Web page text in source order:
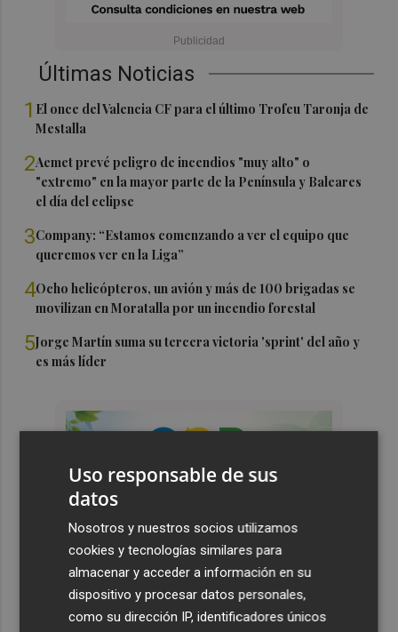
Últimas Noticias
1 El once del Valencia CF para el último Trofeu Taronja de
Mestalla
2Aemet prevé peligro de incendios "muy alto" o
"extremo" en la mayor parte de la Península y Baleares
el día del eclipse
3Company: “Estamos comenzando a ver el equipo que
queremos ver en la Liga”
4Ocho helicópteros, un avión y más de 100 brigadas se
movilizan en Moratalla por un incendio forestal
5Jorge Martín suma su tercera victoria 'sprint' del año y
es más líder
Uso responsable de sus
datos
Nosotros y nuestros socios utilizamos
cookies y tecnologías similares para
almacenar y acceder a información en su
dispositivo y procesar datos personales,
como su dirección IP, identificadores únicos